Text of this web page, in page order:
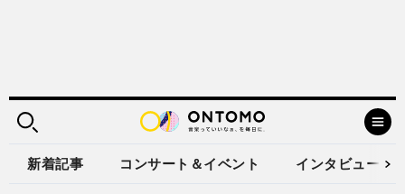
新着記事 コンサート＆イベント インタビュー